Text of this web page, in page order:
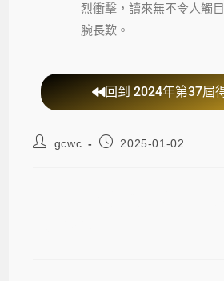
烈衝擊，讀來無不令人觸
腕長歎。
回到 2024年第37屆
gcwc 2025-01-02